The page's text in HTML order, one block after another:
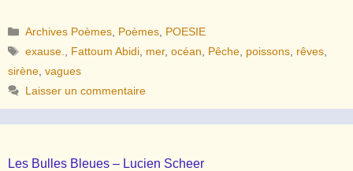
Catégories
Archives Poèmes Poèmes POESIE
Étiquettes
exause. Fattoum Abidi mer,océan Pêche poissons rêves
sirène vagues
Laisser un commentaire
Les Bulles Bleues – Lucien Scheer